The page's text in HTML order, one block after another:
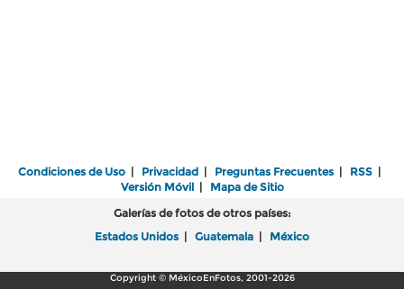
Condiciones de Uso | Privacidad | Preguntas Frecuentes | RSS |
Versión Móvil| Mapa de Sitio
Galerías de fotos de otros países:
Estados Unidos | Guatemala | México
Copyright © MéxicoEnFotos, 2001-2026